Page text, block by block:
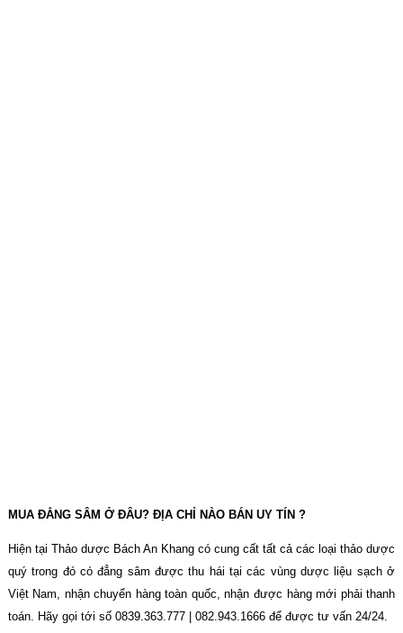
MUA ĐẲNG SÂM Ở ĐÂU? ĐỊA CHỈ NÀO BÁN UY TÍN ?
Hiện tại Thảo dược Bách An Khang có cung cất tất cả các loại thảo dược
quý trong đó có đẳng sâm được thu hái tại các vùng dược liệu sạch ở
Việt Nam, nhận chuyển hàng toàn quốc, nhận được hàng mới phải thanh
toán. Hãy gọi tới số 0839.363.777 | 082.943.1666 để được tư vấn 24/24.